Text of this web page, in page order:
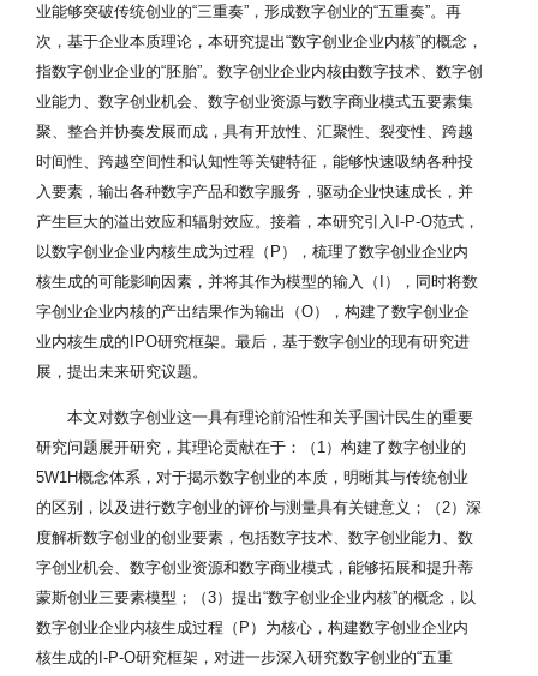
业能够突破传统创业的“三重奏”，形成数字创业的“五重奏”。再
次，基于企业本质理论，本研究提出“数字创业企业内核”的概念，
指数字创业企业的“胚胎”。数字创业企业内核由数字技术、数字创
业能力、数字创业机会、数字创业资源与数字商业模式五要素集
聚、整合并协奏发展而成，具有开放性、汇聚性、裂变性、跨越
时间性、跨越空间性和认知性等关键特征，能够快速吸纳各种投
入要素，输出各种数字产品和数字服务，驱动企业快速成长，并
产生巨大的溢出效应和辐射效应。接着，本研究引入I-P-O范式，
以数字创业企业内核生成为过程（P），梳理了数字创业企业内
核生成的可能影响因素，并将其作为模型的输入（I），同时将数
字创业企业内核的产出结果作为输出（O），构建了数字创业企
业内核生成的IPO研究框架。最后，基于数字创业的现有研究进
展，提出未来研究议题。
本文对数字创业这一具有理论前沿性和关乎国计民生的重要
研究问题展开研究，其理论贡献在于：（1）构建了数字创业的
5W1H概念体系，对于揭示数字创业的本质，明晰其与传统创业
的区别，以及进行数字创业的评价与测量具有关键意义；（2）深
度解析数字创业的创业要素，包括数字技术、数字创业能力、数
字创业机会、数字创业资源和数字商业模式，能够拓展和提升蒂
蒙斯创业三要素模型；（3）提出“数字创业企业内核”的概念，以
数字创业企业内核生成过程（P）为核心，构建数字创业企业内
核生成的I-P-O研究框架，对进一步深入研究数字创业的“五重